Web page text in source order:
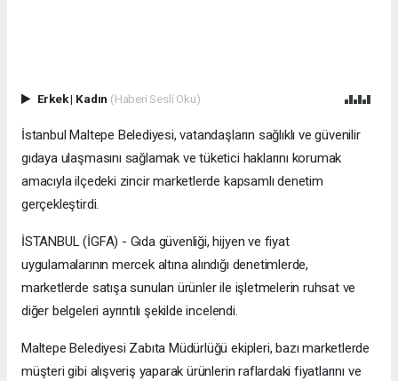
Erkek| Kadın (Haberi Sesli Oku)
İstanbul Maltepe Belediyesi, vatandaşların sağlıklı ve güvenilir
gıdaya ulaşmasını sağlamak ve tüketici haklarını korumak
amacıyla ilçedeki zincir marketlerde kapsamlı denetim
gerçekleştirdi.
İSTANBUL (İGFA) - Gıda güvenliği, hijyen ve fiyat
uygulamalarının mercek altına alındığı denetimlerde,
marketlerde satışa sunulan ürünler ile işletmelerin ruhsat ve
diğer belgeleri ayrıntılı şekilde incelendi.
Maltepe Belediyesi Zabıta Müdürlüğü ekipleri, bazı marketlerde
müşteri gibi alışveriş yaparak ürünlerin raflardaki fiyatlarını ve